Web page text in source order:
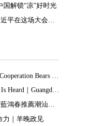
国解锁“凉”好时光
时政新闻眼丨人工智能如何发展治理，习近平在这场大会上给出“中国答案”
Across Mountains and Seas: Guangdong-PNG Cooperation Bears Fruit
Where the Sun Rises First, Guangdong's Voice Is Heard｜Guangdong media, Samoa MCIT sign deal to bring Canton Today to TV9
電影《給阿嬤的情書》將於全泰公映，導演藍鴻春推薦潮汕美景美食
力｜羊晚政见